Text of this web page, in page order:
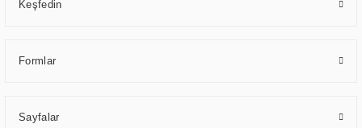
Keşfedin
Formlar
Sayfalar